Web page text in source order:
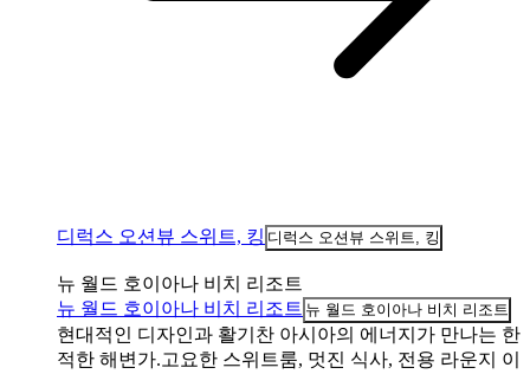
디럭스 오션뷰 스위트, 킹 디럭스 오션뷰 스위트, 킹
뉴 월드 호이아나 비치 리조트
뉴 월드 호이아나 비치 리조트 뉴 월드 호이아나 비치 리조트
현대적인 디자인과 활기찬 아시아의 에너지가 만나는 한
적한 해변가.고요한 스위트룸, 멋진 식사, 전용 라운지 이